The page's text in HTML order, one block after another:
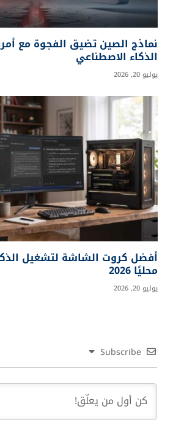
مايكروسوفت تبني منظومة ذكاء
على OpenAI وحدها
يوليو 30, 2026
خبراء الذكاء الاصطناعي يطالبون
يوليو 30, 2026